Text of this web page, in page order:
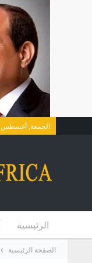
الجمعة, أغسطس 7, 2026
الرئيسية
الصفحة الرئيسية